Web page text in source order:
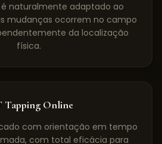
é naturalmente adaptado ao
mudanças ocorrem no campo
da localização
física.
Tapping Online
com orientação em tempo
com total eficácia para